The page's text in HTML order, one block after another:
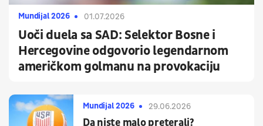
Mundijal 2026 01.07.2026
Uoči duela sa SAD: Selektor Bosne i
Hercegovine odgovorio legendarnom
američkom golmanu na provokaciju
Mundijal 2026 29.06.2026
Da niste malo preterali?